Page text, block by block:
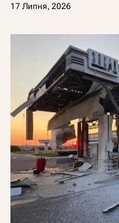
17 Липня, 2026